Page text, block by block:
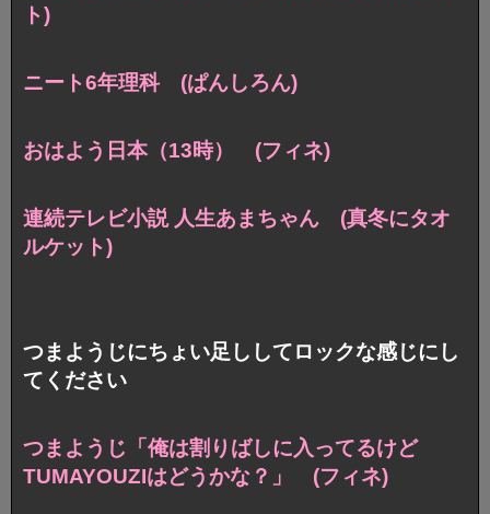
ト)
ニート6年理科 (ぱんしろん)
おはよう日本（13時） (フィネ)
連続テレビ小説 人生あまちゃん (真冬にタオ
ルケット)
つまようじにちょい足ししてロックな感じにし
てください
つまようじ「俺は割りばしに入ってるけど
TUMAYOUZIはどうかな？」 (フィネ)